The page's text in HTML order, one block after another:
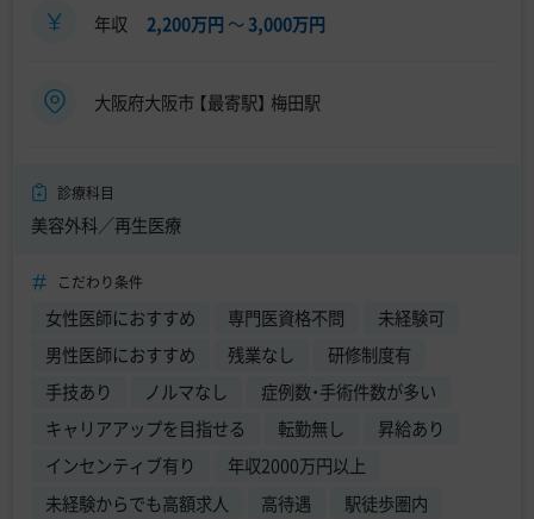
年収 2,200万円 〜3,000万円
大阪府大阪市 【最寄駅】 梅田駅
診療科目
美容外科／再生医療
こだわり条件
女性医師におすすめ 専門医資格不問
未経験可
男性医師におすすめ
残業なし
研修制度有
手技あり
ノルマなし
症例数・手術件数が多い
キャリアアップを目指せる
転勤無し
昇給あり
インセンティブ有り
年収2000万円以上
未経験からでも高額求人
高待遇
駅徒歩圏内